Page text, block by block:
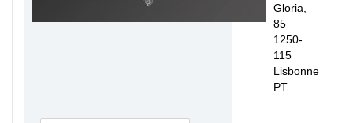
Gloria,
85
1250-
115
Lisbonne
PT